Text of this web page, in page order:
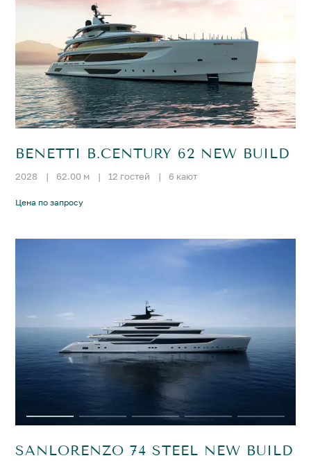
BENETTI B.CENTURY 62 NEW BUILD
2028 | 62.00 м | 12 гостей | 6 кают
Цена по запросу
SANLORENZO 74 STEEL NEW BUILD